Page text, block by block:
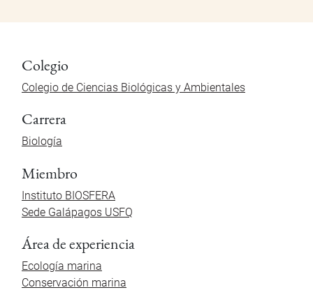
Colegio
Colegio de Ciencias Biológicas y Ambientales
Carrera
Biología
Miembro
Instituto BIOSFERA
Sede Galápagos USFQ
Área de experiencia
Ecología marina
Conservación marina